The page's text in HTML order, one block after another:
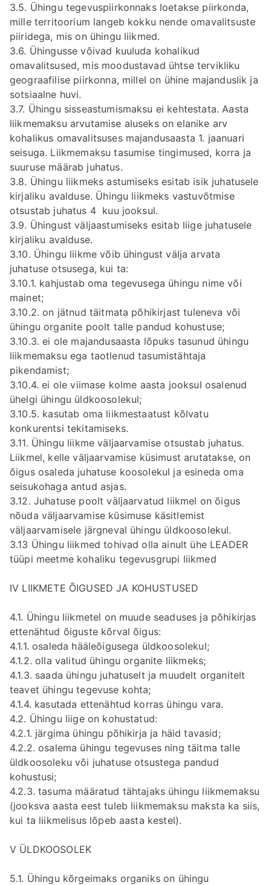
3.5. Ühingu tegevuspiirkonnaks loetakse piirkonda,
mille territoorium langeb kokku nende omavalitsuste
piiridega, mis on ühingu liikmed.
3.6. Ühingusse võivad kuuluda kohalikud
omavalitsused, mis moodustavad ühtse tervikliku
geograafilise piirkonna, millel on ühine majanduslik ja
sotsiaalne huvi.
3.7. Ühingu sisseastumismaksu ei kehtestata. Aasta
liikmemaksu arvutamise aluseks on elanike arv
kohalikus omavalitsuses majandusaasta 1. jaanuari
seisuga. Liikmemaksu tasumise tingimused, korra ja
suuruse määrab juhatus.
3.8. Ühingu liikmeks astumiseks esitab isik juhatusele
kirjaliku avalduse. Ühingu liikmeks vastuvõtmise
otsustab juhatus 4 kuu jooksul.
3.9. Ühingust väljaastumiseks esitab liige juhatusele
kirjaliku avalduse.
3.10. Ühingu liikme võib ühingust välja arvata
juhatuse otsusega, kui ta:
3.10.1. kahjustab oma tegevusega ühingu nime või
mainet;
3.10.2. on jätnud täitmata põhikirjast tuleneva või
ühingu organite poolt talle pandud kohustuse;
3.10.3. ei ole majandusaasta lõpuks tasunud ühingu
liikmemaksu ega taotlenud tasumistähtaja
pikendamist;
3.10.4. ei ole viimase kolme aasta jooksul osalenud
ühelgi ühingu üldkoosolekul;
3.10.5. kasutab oma liikmestaatust kõlvatu
konkurentsi tekitamiseks.
3.11. Ühingu liikme väljaarvamise otsustab juhatus.
Liikmel, kelle väljaarvamise küsimust arutatakse, on
õigus osaleda juhatuse koosolekul ja esineda oma
seisukohaga antud asjas.
3.12. Juhatuse poolt väljaarvatud liikmel on õigus
nõuda väljaarvamise küsimuse käsitlemist
väljaarvamisele järgneval ühingu üldkoosolekul.
3.13 Ühingu liikmed tohivad olla ainult ühe LEADER
tüüpi meetme kohaliku tegevusgrupi liikmed
IV LIIKMETE ÕIGUSED JA KOHUSTUSED
4.1. Ühingu liikmetel on muude seaduses ja põhikirjas
ettenähtud õiguste kõrval õigus:
4.1.1. osaleda hääleõigusega üldkoosolekul;
4.1.2. olla valitud ühingu organite liikmeks;
4.1.3. saada ühingu juhatuselt ja muudelt organitelt
teavet ühingu tegevuse kohta;
4.1.4. kasutada ettenähtud korras ühingu vara.
4.2. Ühingu liige on kohustatud:
4.2.1. järgima ühingu põhikirja ja häid tavasid;
4.2.2. osalema ühingu tegevuses ning täitma talle
üldkoosoleku või juhatuse otsustega pandud
kohustusi;
4.2.3. tasuma määratud tähtajaks ühingu liikmemaksu
(jooksva aasta eest tuleb liikmemaksu maksta ka siis,
kui ta liikmelisus lõpeb aasta kestel).
V ÜLDKOOSOLEK
5.1. Ühingu kõrgeimaks organiks on ühingu